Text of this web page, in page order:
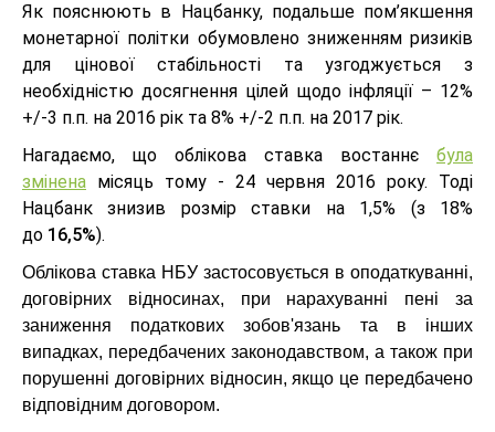
Як пояснюють в Нацбанку, подальше пом’якшення
монетарної політки обумовлено зниженням ризиків
для цінової стабільності та узгоджується з
необхідністю досягнення цілей щодо інфляції – 12%
+/-3 п.п. на 2016 рік та 8% +/-2 п.п. на 2017 рік.
Нагадаємо, що облікова ставка востаннє була
змінена місяць тому - 24 червня 2016 року. Тоді
Нацбанк знизив розмір ставки на 1,5% (з 18%
до 16,5%).
Облікова ставка НБУ застосовується в оподаткуванні,
договірних відносинах, при нарахуванні пені за
заниження податкових зобов'язань та в інших
випадках, передбачених законодавством, а також при
порушенні договірних відносин, якщо це передбачено
відповідним договором.